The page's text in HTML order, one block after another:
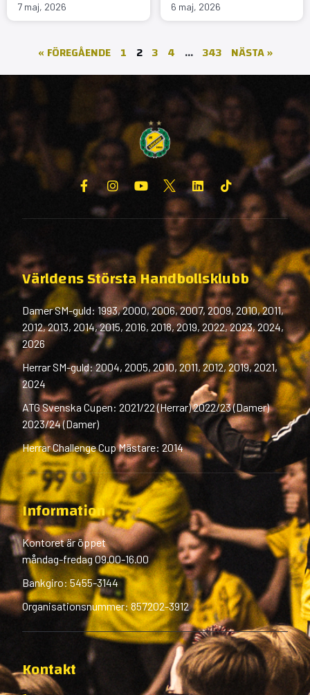
7 maj, 2026 6 maj, 2026
« FÖREGÅENDE 1 2 3 4 … 343 NÄSTA »
Världens Största Handbollsklubb
Damer SM-guld: 1993, 2000, 2006, 2007, 2009, 2010, 2011,
2012, 2013, 2014, 2015, 2016, 2018, 2019, 2022, 2023, 2024,
2026
Herrar SM-guld: 2004, 2005, 2010, 2011, 2012, 2019, 2021,
2024
ATG Svenska Cupen: 2021/22 (Herrar) 2022/23 (Damer)
2023/24 (Damer)
Herrar Challenge Cup Mästare: 2014
Information
Kontoret är öppet
måndag-fredag 09.00-16.00
Bankgiro: 5455-3144
Organisationsnummer: 857202-3912
Kontakt